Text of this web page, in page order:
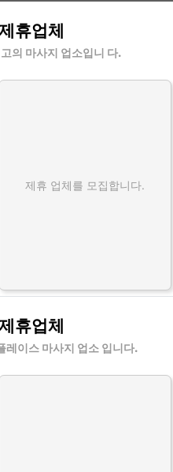
휴업체
의 마사지 업소입니 다.
제휴 업체를 모집합니다.
휴업체
레이스 마사지 업소 입니다.